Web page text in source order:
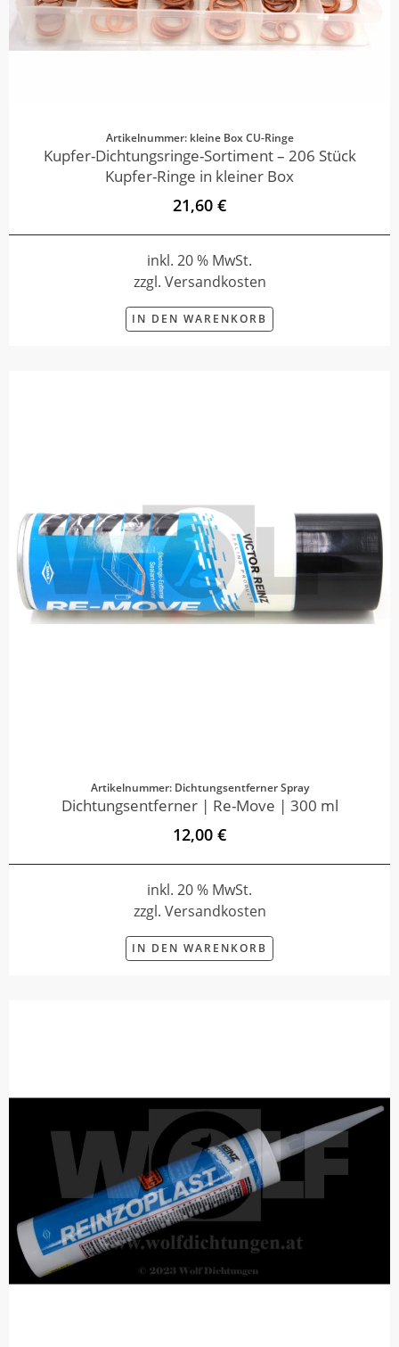
Artikelnummer: kleine Box CU-Ringe
Kupfer-Dichtungsringe-Sortiment – 206 Stück
Kupfer-Ringe in kleiner Box
21,60 €
inkl. 20 % MwSt.
zzgl. Versandkosten
IN DEN WARENKORB
Artikelnummer: Dichtungsentferner Spray
Dichtungsentferner | Re-Move | 300 ml
12,00 €
inkl. 20 % MwSt.
zzgl. Versandkosten
IN DEN WARENKORB